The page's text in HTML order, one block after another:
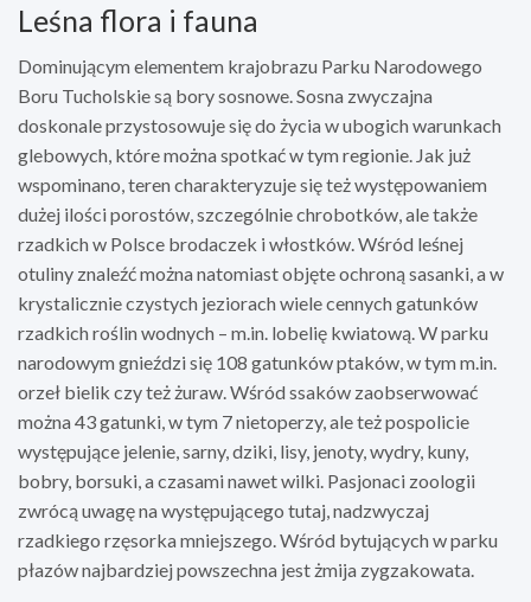
Leśna flora i fauna
Dominującym elementem krajobrazu Parku Narodowego
Boru Tucholskie są bory sosnowe. Sosna zwyczajna
doskonale przystosowuje się do życia w ubogich warunkach
glebowych, które można spotkać w tym regionie. Jak już
wspominano, teren charakteryzuje się też występowaniem
dużej ilości porostów, szczególnie chrobotków, ale także
rzadkich w Polsce brodaczek i włostków. Wśród leśnej
otuliny znaleźć można natomiast objęte ochroną sasanki, a w
krystalicznie czystych jeziorach wiele cennych gatunków
rzadkich roślin wodnych – m.in. lobelię kwiatową. W parku
narodowym gnieździ się 108 gatunków ptaków, w tym m.in.
orzeł bielik czy też żuraw. Wśród ssaków zaobserwować
można 43 gatunki, w tym 7 nietoperzy, ale też pospolicie
występujące jelenie, sarny, dziki, lisy, jenoty, wydry, kuny,
bobry, borsuki, a czasami nawet wilki. Pasjonaci zoologii
zwrócą uwagę na występującego tutaj, nadzwyczaj
rzadkiego rzęsorka mniejszego. Wśród bytujących w parku
płazów najbardziej powszechna jest żmija zygzakowata.